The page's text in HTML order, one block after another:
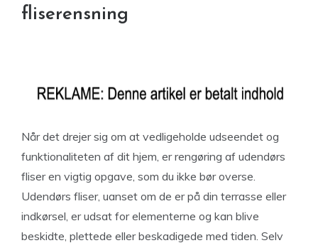
fliserensning
Når det drejer sig om at vedligeholde udseendet og
funktionaliteten af dit hjem, er rengøring af udendørs
fliser en vigtig opgave, som du ikke bør overse.
Udendørs fliser, uanset om de er på din terrasse eller
indkørsel, er udsat for elementerne og kan blive
beskidte, plettede eller beskadigede med tiden. Selv